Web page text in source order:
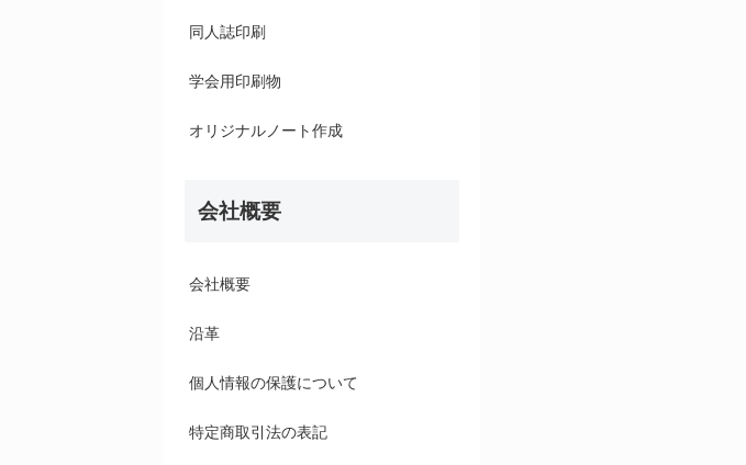
同人誌印刷
学会用印刷物
オリジナルノート作成
会社概要
会社概要
沿革
個人情報の保護について
特定商取引法の表記